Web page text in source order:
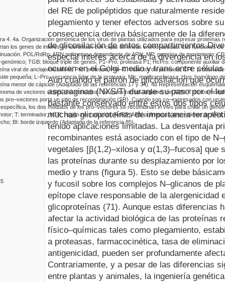
del RE de polipéptidos que naturalmente
plegamiento y tener efectos adversos sobre
consecuencia deriva básicamente de la
de glicosilación de estos compartimientos.
4.4a.Organización genómica de los virus de plantas utilizados para expresar proteínas
los genes de interés se identifican con cajas de líneas entrecruzadas. Las funciones
POL/RdRp: ARN polimerasa dependiente de ARN; MP: proteína de movimiento; CP
; TGB: bloque triple de genes; P1–Pro: proteasa P1; HcPro: componente auxiliar
viral de anclaje/cebadora; Pro: proteasa; Pro–C: cofactor de proteasa; CPL: proteína
pequeña; L–Pro: secuencia líder de la proteasa; Mtr: metiltransferasa; Hsp: homólogo
menor de cápside (Adaptado delasreferencias 17 y 34). 4bRepresentación
de vectores virales deconstruidos. Se muestran las regiones del ADN–T de los
pro–vectores porta un sitio de recombinación (SR). Cuando son co–expresados con un
específica, los dos módulos de los pro–vectores se recombinanin vivopara crear un
; T: terminador; NTR: región no traducida; RdRP: ARN polimerasa dependiente de ARN;
; BI:borde izquierdo (Adaptado de lareferencia 85).
especial interés acerca de la divergencia en
ocurren en el Golgi medio ytransentre células
Aun cuando el patrón de glicosilacion que
asparaginas (NXS/T) durante su paso por el
bastante conservado entre estos dos tipos
muchas glicoproteínas de importancia
tenido aplicaciones limitadas. La desventaja
recombinantes está asociado con el tipo de N
vegetales [β(1,2)–xilosa y α(1,3)–fucosa] que
las proteínas durante su desplazamiento por
medio y trans (figura 5). Esto se debe
y fucosil sobre los complejos N–glicanos de
epítope clave responsable de la alergenicidad
glicoproteínas (71). Aunque estas diferencias
afectar la actividad biológica de las proteínas
físico–químicas tales como plegamiento,
a proteasas, farmacocinética, tasa de
antigenicidad, pueden ser profundamente
Contrariamente, y a pesar de las diferencias
entre plantas y animales, la ingeniería